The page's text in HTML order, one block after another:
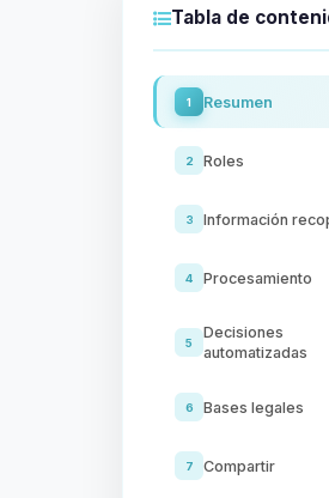
Tabla de
1 Resumen
2 Roles
3 Información
4 Procesamiento
5
Decisiones
automatizadas
6 Bases legales
7 Compartir